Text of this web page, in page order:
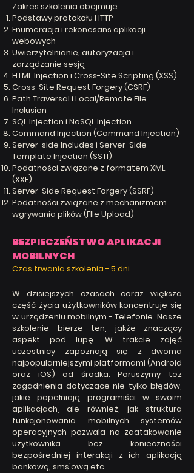
Zakres szkolenia obejmuje:
Podstawy protokołu HTTP
Enumeracja i rekonesans aplikacji
webowych
Uwierzytelnianie, autoryzacja i
zarządzanie sesją
HTML Injection i Cross-Site Scripting (XSS)
Cross-Site Request Forgery (CSRF)
Path Traversal i Local/Remote File
Inclusion
SQL Injection i NoSQL Injection
Command Injection (Command Injection)
Server-side Includes i Server-Side
Template Injection (SSTI)
Podatności związane z formatem XML
(XXE)
Server-Side Request Forgery (SSRF)
Podatności związane z mechanizmem
wgrywania plików (FIle Upload)
BEZPIECZEŃSTWO APLIKACJI
MOBILNYCH
Czas trwania szkolenia - 5 dni
W dzisiejszych czasach coraz większa
część życia użytkowników koncentruje się
w urządzeniu mobilnym - Telefonie. Nasze
szkolenie bierze ten, jakże znaczący
aspekt pod lupę. W trakcie zajęć
uczestnicy zapoznają się z dwoma
najpopularniejszymi platformami (Android
oraz iOS) od środka. Poruszymy też
zagadnienia dotyczące nie tylko błędów,
jakie popełniają programiści w swoim
aplikacjach, ale również, jak struktura
funkcjonowania mobilnych systemów
operacyjnych pozwala na zaatakowanie
użytkownika bez konieczności
bezpośredniej interakcji z ich aplikacją
bankową, sms'ową etc.